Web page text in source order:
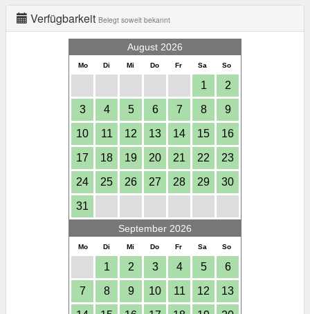
Verfügbarkeit Belegt soweit bekannt
August 2026
Mo Di Mi Do Fr Sa So
1 2
3 4 5 6 7 8 9
10 11 12 13 14 15 16
17 18 19 20 21 22 23
24 25 26 27 28 29 30
31
September 2026
Mo Di Mi Do Fr Sa So
1 2 3 4 5 6
7 8 9 10 11 12 13